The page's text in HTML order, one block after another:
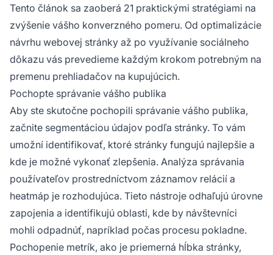
Tento článok sa zaoberá 21 praktickými stratégiami na
zvýšenie vášho konverzného pomeru. Od optimalizácie
návrhu webovej stránky až po využívanie sociálneho
dôkazu vás prevedieme každým krokom potrebným na
premenu prehliadačov na kupujúcich.
Pochopte správanie vášho publika
Aby ste skutočne pochopili správanie vášho publika,
začnite segmentáciou údajov podľa stránky. To vám
umožní identifikovať, ktoré stránky fungujú najlepšie a
kde je možné vykonať zlepšenia. Analýza správania
používateľov prostredníctvom záznamov relácií a
heatmáp je rozhodujúca. Tieto nástroje odhaľujú úrovne
zapojenia a identifikujú oblasti, kde by návštevníci
mohli odpadnúť, napríklad počas procesu pokladne.
Pochopenie metrík, ako je priemerná hĺbka stránky,